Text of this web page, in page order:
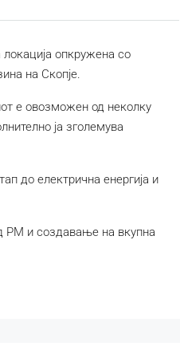
опкружена со
на Скопје.
е овозможен од неколку
ја зголемува
до електрична енергија и
РМ и создавање на вкупна